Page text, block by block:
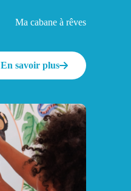
Ma cabane à rêves
En savoir plus